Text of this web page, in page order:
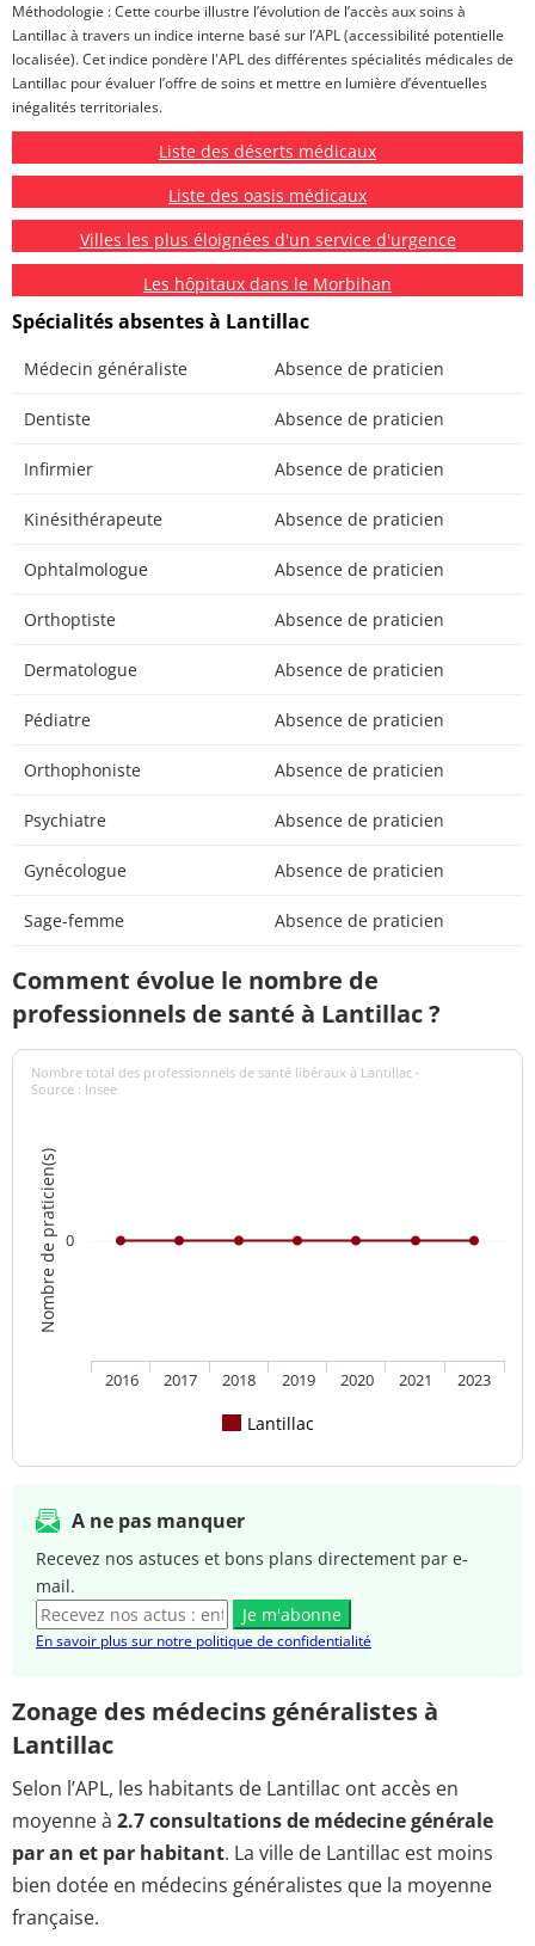
Méthodologie : Cette courbe illustre l’évolution de l’accès aux soins à
Lantillac à travers un indice interne basé sur l’APL (accessibilité potentielle
localisée). Cet indice pondère l'APL des différentes spécialités médicales de
Lantillac pour évaluer l’offre de soins et mettre en lumière d’éventuelles
inégalités territoriales.
Liste des déserts médicaux
Liste des oasis médicaux
Villes les plus éloignées d'un service d'urgence
Les hôpitaux dans le Morbihan
Spécialités absentes à Lantillac
Médecin généraliste Absence de praticien
Dentiste Absence de praticien
Infirmier Absence de praticien
Kinésithérapeute Absence de praticien
Ophtalmologue Absence de praticien
Orthoptiste Absence de praticien
Dermatologue Absence de praticien
Pédiatre Absence de praticien
Orthophoniste Absence de praticien
Psychiatre Absence de praticien
Gynécologue Absence de praticien
Sage-femme Absence de praticien
Comment évolue le nombre de
professionnels de santé à Lantillac ?
Nombre de praticien(s)
Nombre total des professionnels de santé libéraux à Lantillac -
Source : Insee
Lantillac
2016 2017 2018 2019 2020 2021 2023
0
A ne pas manquer
Recevez nos astuces et bons plans directement par e-
mail.
Je m'abonne
En savoir plus sur notre politique de confidentialité
Zonage des médecins généralistes à
Lantillac
Selon l’APL, les habitants de Lantillac ont accès en
moyenne à 2.7 consultations de médecine générale
par an et par habitant. La ville de Lantillac est moins
bien dotée en médecins généralistes que la moyenne
française.